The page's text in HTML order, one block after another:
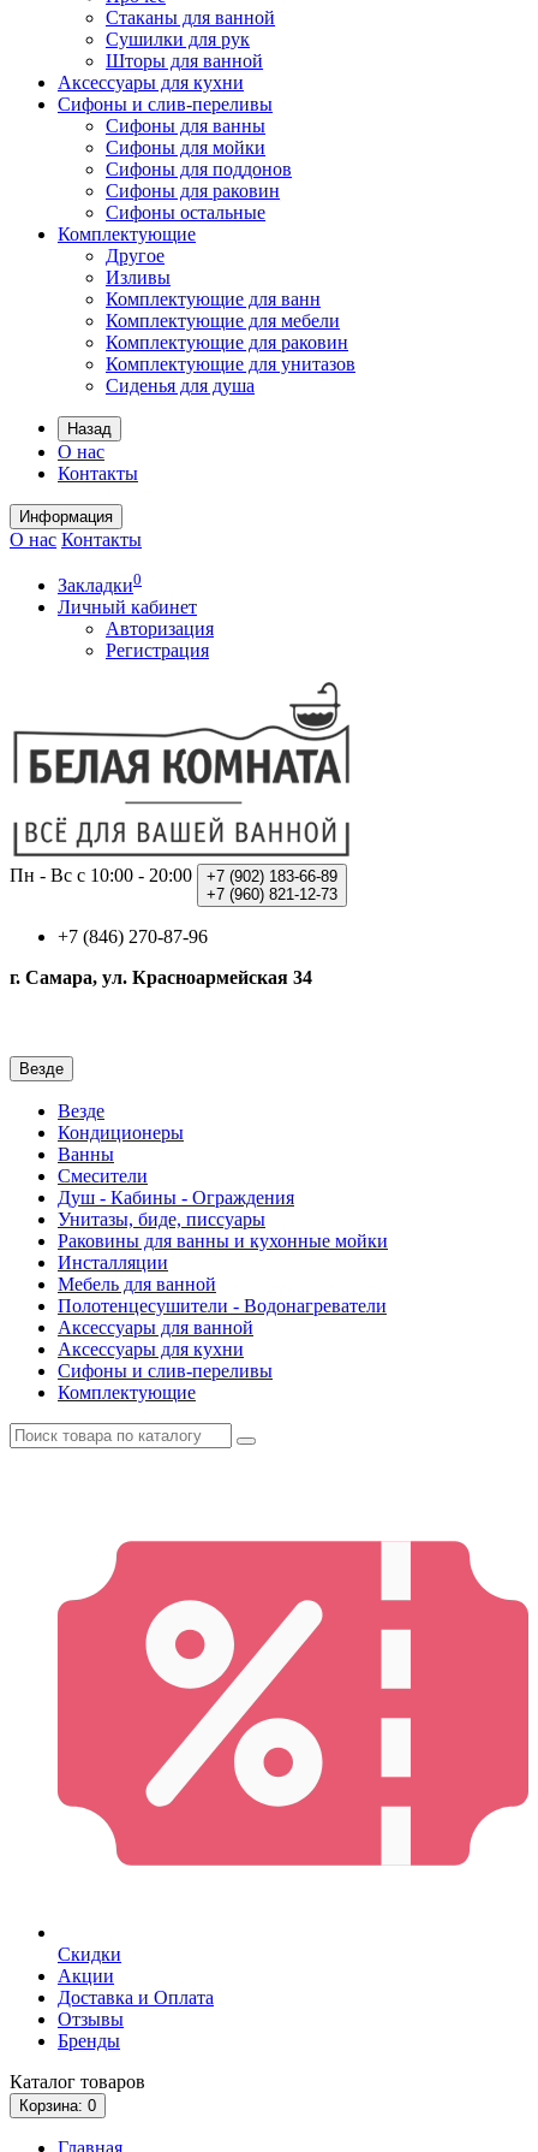
Стаканы для ванной
Сушилки для рук
Шторы для ванной
Аксессуары для кухни
Сифоны и слив-переливы
Сифоны для ванны
Сифоны для мойки
Сифоны для поддонов
Сифоны для раковин
Сифоны остальные
Комплектующие
Другое
Изливы
Комплектующие для ванн
Комплектующие для мебели
Комплектующие для раковин
Комплектующие для унитазов
Сиденья для душа
Назад
О нас
Контакты
Информация
О нас Контакты
Закладки0
Личный кабинет
Авторизация
Регистрация
Пн - Вс с 10:00 - 20:00 +7 (902) 183-66-89
+7 (960) 821-12-73
+7 (846) 270-87-96
г. Самара, ул. Красноармейская 34
Везде
Везде
Кондиционеры
Ванны
Смесители
Душ - Кабины - Ограждения
Унитазы, биде, писсуары
Раковины для ванны и кухонные мойки
Инсталляции
Мебель для ванной
Полотенцесушители - Водонагреватели
Аксессуары для ванной
Аксессуары для кухни
Сифоны и слив-переливы
Комплектующие
Скидки
Акции
Доставка и Оплата
Отзывы
Бренды
Каталог товаров
Корзина: 0